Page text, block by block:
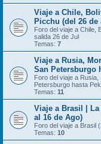
Viaje a Chile,
Picchu (del 26
Foro del viaje a Chile,
salida 26 de Jul
Temas: 7
Viaje a Rusia,
San Petersburgo
Foro del viaje a
Petersburgo hasta
Temas: 11
Viaje a Brasil |
al 16 de Ago)
Foro del viaje a Brasil
Temas: 10